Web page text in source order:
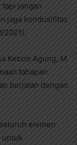
tapi jangan
jaga kondusifitas
2021).
Kebon Agung, M.
tahapan
berjalan dengan
elemen
untuk